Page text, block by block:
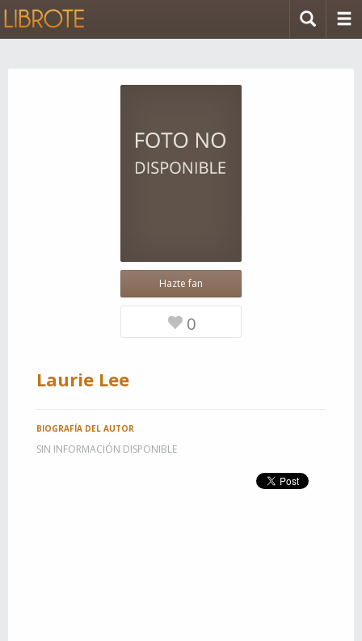
Hazte fan
0
Laurie Lee
BIOGRAFÍA DEL AUTOR
SIN INFORMACIÓN DISPONIBLE